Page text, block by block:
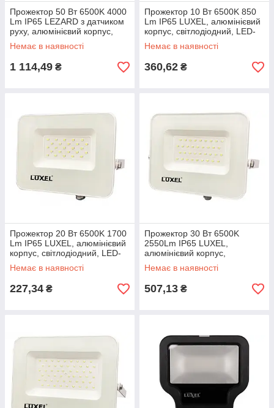
Прожектор 50 Вт 6500K 4000
Lm IP65 LEZARD з датчиком
руху, алюмінієвий корпус,
світлодіодний, PAL6550S
Лезард
Немає в наявності
1 114,49 ₴
Прожектор 10 Вт 6500K 850
Lm IP65 LUXEL, алюмінієвий
корпус, світлодіодний, LED-
LPEW-10С Люксел, вуличний
Немає в наявності
360,62 ₴
Прожектор 20 Вт 6500K 1700
Lm IP65 LUXEL, алюмінієвий
корпус, світлодіодний, LED-
LPEW-20С Люксел, вуличний
Немає в наявності
227,34 ₴
Прожектор 30 Вт 6500K
2550Lm IP65 LUXEL,
алюмінієвий корпус,
світлодіодний, LED-LPEW-
30С Люксел, вуличний
Немає в наявності
507,13 ₴